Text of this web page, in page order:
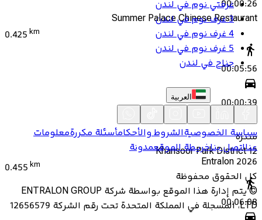
00:00:26
Summer Palace Chinese Restaurant
0.425 km
00:05:56
00:00:39
منتزه
Khansoor Park District 12
0.455 km
00:06:08
غرفتي نوم في لندن
3 غرف نوم في لندن
4 غرف نوم في لندن
5 غرف نوم في لندن
جناح في لندن
العربية
سياسة الخصوصيةالشروط والأحكامأسئلة مكررةمعلومات
عنااتصل بناخريطة الموقعمدونة
2026
كل الحقوق محفوظة
©
يتم إدارة هذا الموقع بواسطة شركة ENTRALON GROUP
LTD، المسجلة في المملكة المتحدة تحت رقم الشركة 12656579